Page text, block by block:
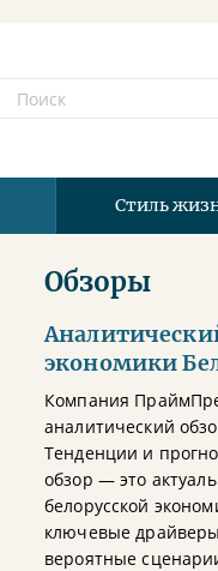
Стиль
Обзоры
экономики
Компания
аналитический
Тенденции и
обзор — это
белорусской
ключевые
вероятные